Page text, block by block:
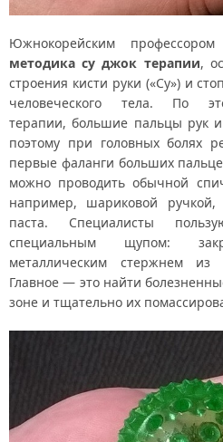
Южнокорейским
методика су джок терапии,
строения кисти руки («Су») и
человеческого тела. По
терапии, большие пальцы рук и
поэтому при головных болях
первые фаланги больших
можно проводить обычной
например, шариковой ручкой,
паста. Специалисты
специальным щупом:
металлическим стержнем из
Главное — это найти
зоне и тщательно их